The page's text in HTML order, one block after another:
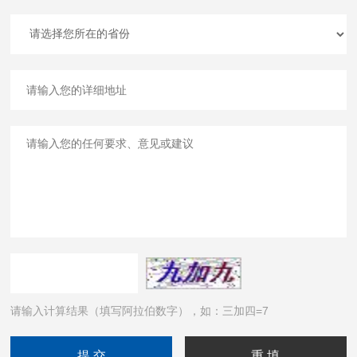
请输入计算结果（填写阿拉伯数字），如：三加四=7